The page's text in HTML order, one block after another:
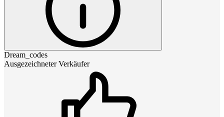
Dream_codes
Ausgezeichneter Verkäufer